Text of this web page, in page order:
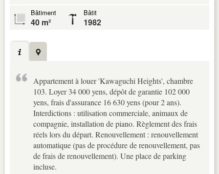
Bâtiment
40 m²
Bâtit
1982
Appartement à louer 'Kawaguchi Heights', chambre
103. Loyer 34 000 yens, dépôt de garantie 102 000
yens, frais d'assurance 16 630 yens (pour 2 ans).
Interdictions : utilisation commerciale, animaux de
compagnie, installation de piano. Règlement des frais
réels lors du départ. Renouvellement : renouvellement
automatique (pas de procédure de renouvellement, pas
de frais de renouvellement). Une place de parking
incluse.